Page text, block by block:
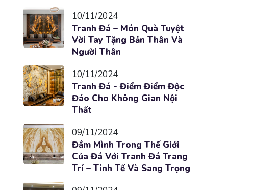
10/11/2024
Tranh Đá – Món Quà Tuyệt
Vời Tay Tặng Bản Thân Và
Người Thân
10/11/2024
Tranh Đá - Điểm Điểm Độc
Đáo Cho Không Gian Nội
Thất
09/11/2024
Đắm Mình Trong Thế Giới
Của Đá Với Tranh Đá Trang
Trí – Tinh Tế Và Sang Trọng